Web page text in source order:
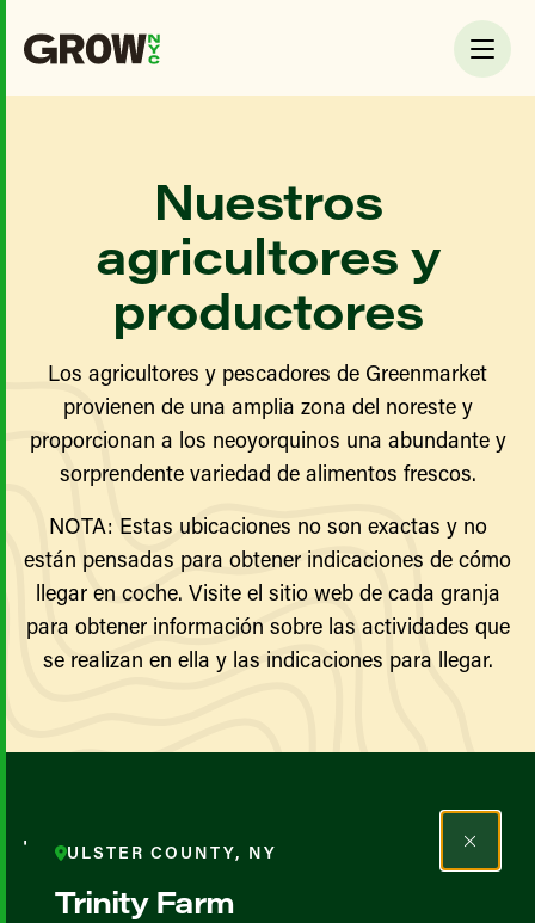
Nuestros
agricultores y
productores
Los agricultores y pescadores de Greenmarket
provienen de una amplia zona del noreste y
proporcionan a los neoyorquinos una abundante y
sorprendente variedad de alimentos frescos.
NOTA: Estas ubicaciones no son exactas y no
están pensadas para obtener indicaciones de cómo
llegar en coche. Visite el sitio web de cada granja
para obtener información sobre las actividades que
se realizan en ella y las indicaciones para llegar.
Todos los agricultores y
productores
ULSTER COUNTY, NY
Trinity Farm